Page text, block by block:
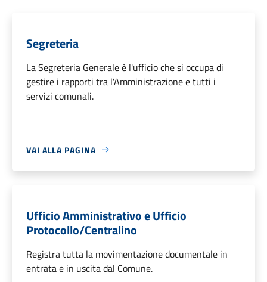
Segreteria
La Segreteria Generale è l'ufficio che si occupa di
gestire i rapporti tra l'Amministrazione e tutti i
servizi comunali.
VAI ALLA PAGINA
Ufficio Amministrativo e Ufficio
Protocollo/Centralino
Registra tutta la movimentazione documentale in
entrata e in uscita dal Comune.